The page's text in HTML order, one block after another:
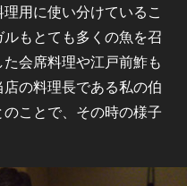
用に使い分けているこ
もとても多くの魚を召
会席料理や江戸前鮓も
の料理長である私の伯
ことで、その時の様子